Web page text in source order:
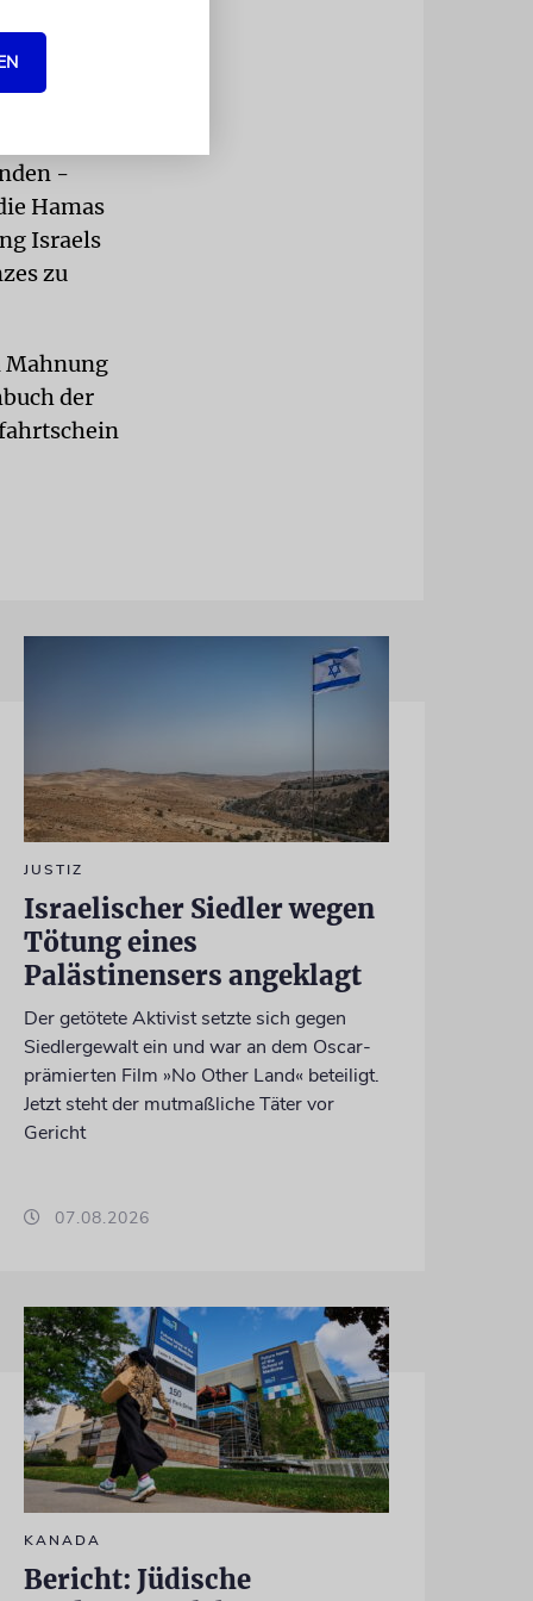
-
Hamas
Israels
zu
Mahnung
der
JUSTIZ
Israelischer Siedler wegen
Tötung eines
Palästinensers angeklagt
Der getötete Aktivist setzte sich gegen
Siedlergewalt ein und war an dem Oscar-
prämierten Film »No Other Land« beteiligt.
Jetzt steht der mutmaßliche Täter vor
Gericht
07.08.2026
KANADA
Bericht: Jüdische